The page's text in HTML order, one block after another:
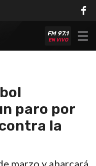
FM 97.1
EN VIVO
paro por
la
marzo y abarcará